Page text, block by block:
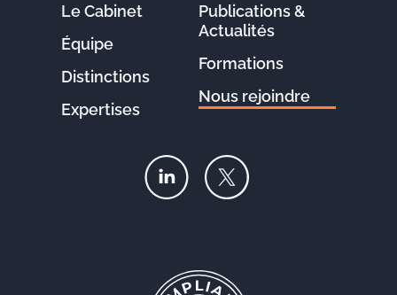
Le Cabinet
Équipe
Distinctions
Expertises
Publications &
Actualités
Formations
Nous rejoindre